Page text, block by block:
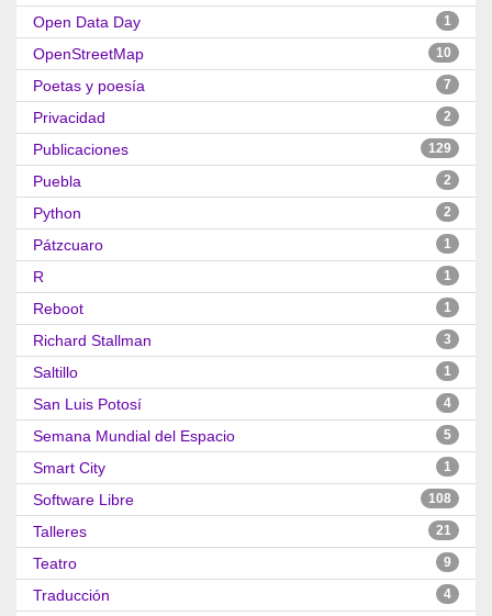
Open Data Day 1
OpenStreetMap 10
Poetas y poesía 7
Privacidad 2
Publicaciones 129
Puebla 2
Python 2
Pátzcuaro 1
R 1
Reboot 1
Richard Stallman 3
Saltillo 1
San Luis Potosí 4
Semana Mundial del Espacio 5
Smart City 1
Software Libre 108
Talleres 21
Teatro 9
Traducción 4